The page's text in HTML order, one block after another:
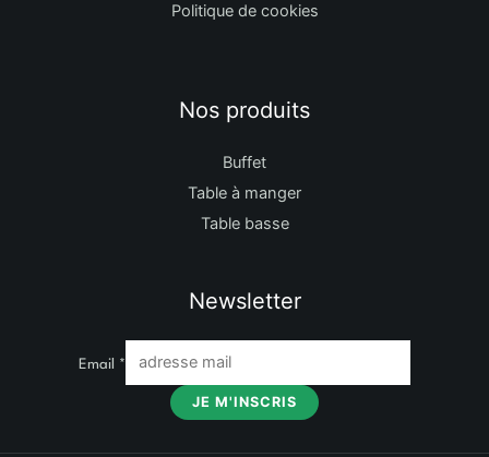
Politique de cookies
Nos produits
Buffet
Table à manger
Table basse
Newsletter
Email *
JE M'INSCRIS